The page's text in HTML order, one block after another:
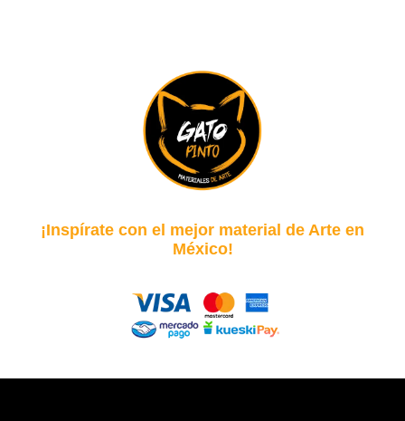
¡Inspírate con el mejor material de Arte en
México!